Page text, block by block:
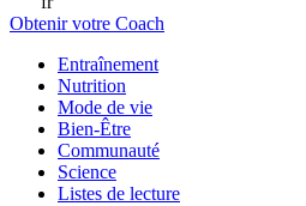
Obtenir votre Coach
Entraînement
Nutrition
Mode de vie
Bien-Être
Communauté
Science
Listes de lecture